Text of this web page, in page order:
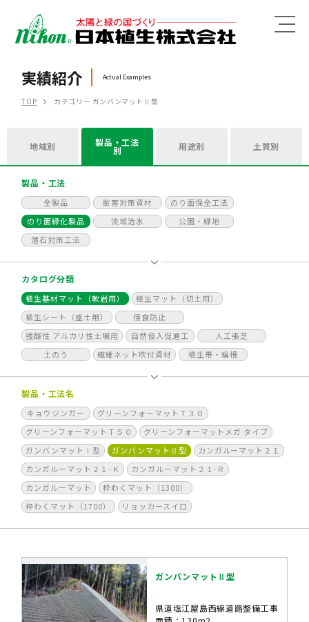
MENU
実績紹介 Actual Examples
TOP カテゴリー ガンバンマットⅡ型
地域別 製品・工法
別 用途別 土質別
製品・工法
全製品 獣害対策資材
のり面保全工法
のり面緑化製品
流域治水
公園・緑地
落石対策工法
カタログ分類
植生基材マット（軟岩用）
植生マット（切土用）
植生シート（盛土用）
侵食防止
強酸性 アルカリ性土壌用
自然侵入促進工
人工張芝
土のう
繊維ネット吹付資材 植生帯・編柵
製品・工法名
キョウジンガー
グリーンフォーマットＴ３０
グリーンフォーマットＴ５０
グリーンフォーマットメガ タイプ
ガンバンマットⅠ型
ガンバンマットⅡ型
カンガルーマット２１
カンガルーマット２１-Ｋ
カンガルーマット２１-Ｒ
カンガルーマット
枠わくマット（1300）
枠わくマット（1700）
リョッカースイロ
ガンバンマットⅡ型
県道塩江屋島西線道路整備工事